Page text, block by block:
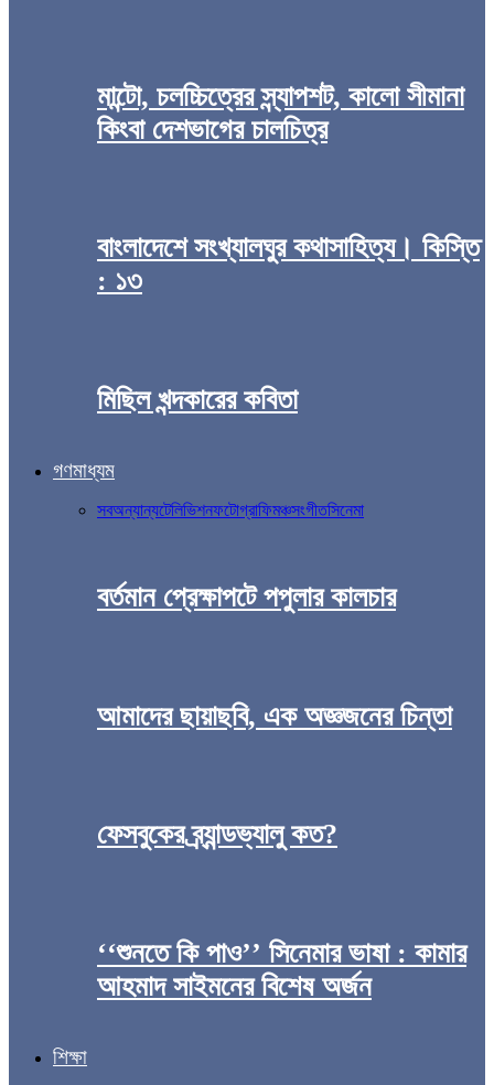
মান্টো, চলচ্চিত্রের স্ন্যাপশট, কালো সীমানা
কিংবা দেশভাগের চালচিত্র
বাংলাদেশে সংখ্যালঘুর কথাসাহিত্য। কিস্তি
: ১৩
মিছিল খন্দকারের কবিতা
গণমাধ্যম
সবঅন্যান্যটেলিভিশনফটোগ্রাফিমঞ্চসংগীতসিনেমা
বর্তমান প্রেক্ষাপটে পপুলার কালচার
আমাদের ছায়াছবি, এক অজ্ঞজনের চিন্তা
ফেসবুকের ব্র্যান্ডভ্যালু কত?
‘‘শুনতে কি পাও’’ সিনেমার ভাষা : কামার
আহমাদ সাইমনের বিশেষ অর্জন
শিক্ষা